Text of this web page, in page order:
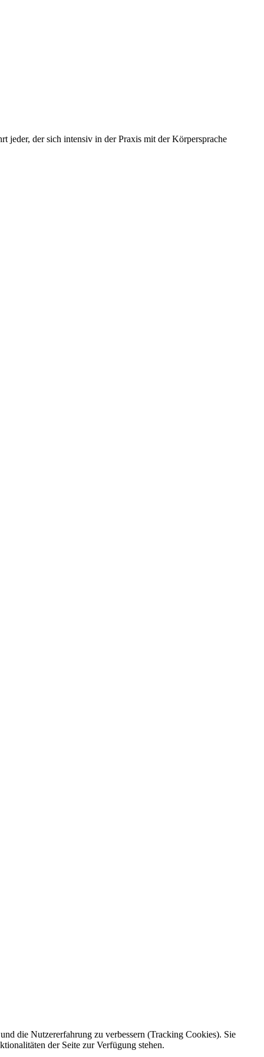
jeder, der sich intensiv in der Praxis mit der Körpersprache
die Nutzererfahrung zu verbessern (Tracking Cookies). Sie
der Seite zur Verfügung stehen.